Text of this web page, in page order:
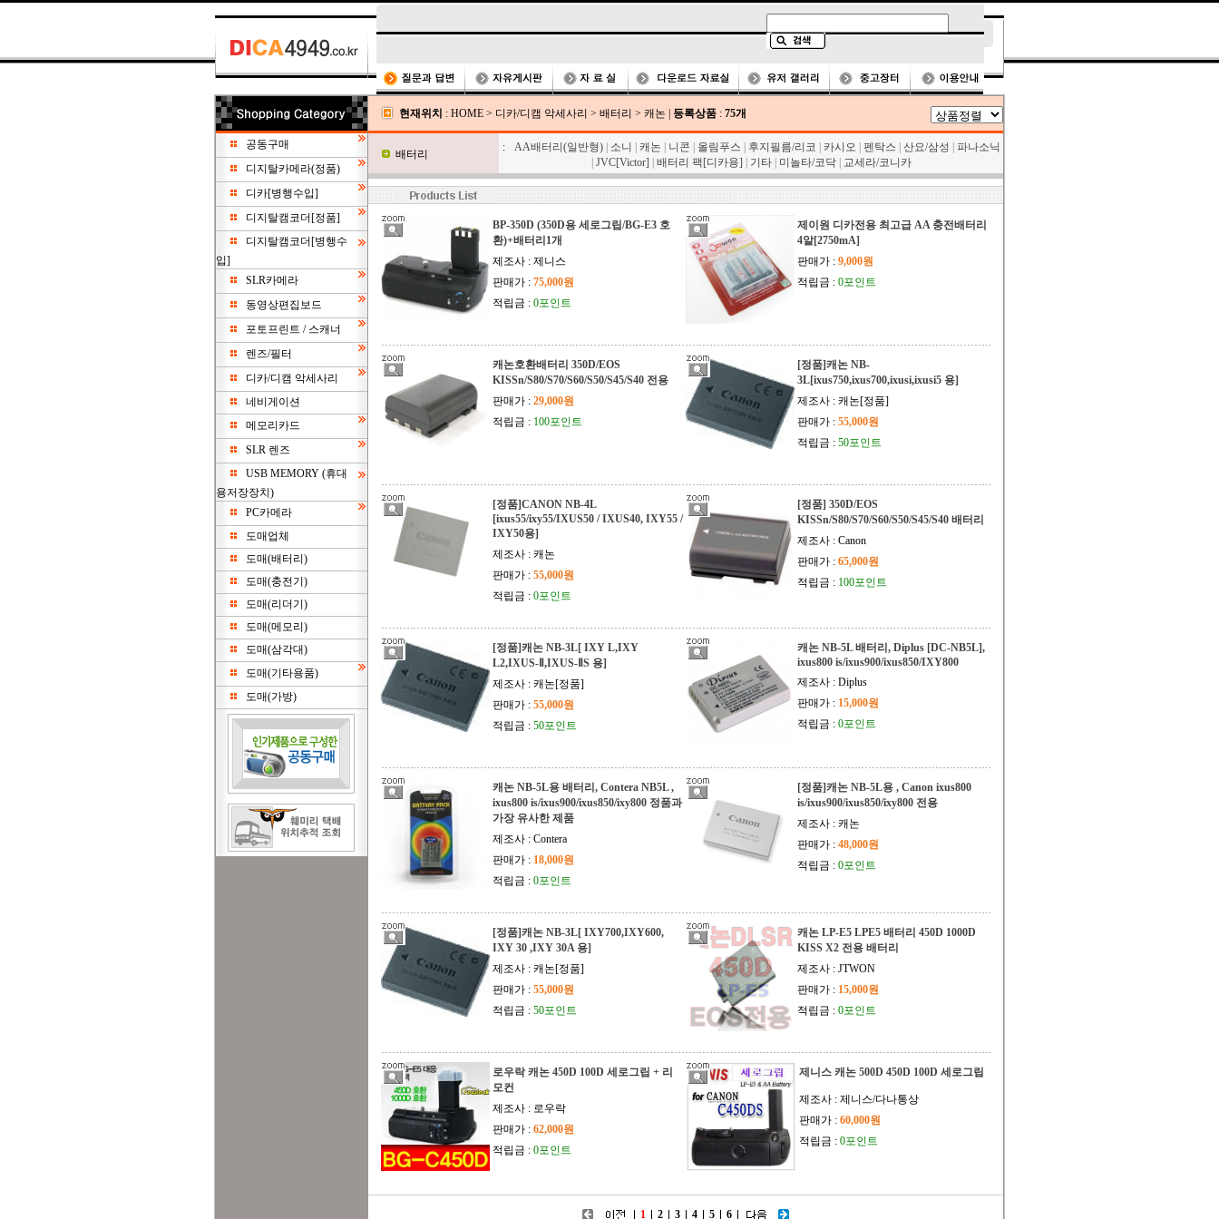
공동구매
디지탈카메라(정품)
디카[병행수입]
디지탈캠코더[정품]
디지탈캠코더[병행수
입]
SLR카메라
동영상편집보드
포토프린트 / 스캐너
렌즈/필터
디카/디캠 악세사리
네비게이션
메모리카드
SLR 렌즈
USB MEMORY (휴대
용저장장치)
PC카메라
도매업체
도매(배터리)
도매(충전기)
도매(리더기)
도매(메모리)
도매(삼각대)
도매(기타용품)
도매(가방)
현재위치 : HOME > 디카/디캠 악세사리 > 배터리 > 캐논 등록상품 : 75개
배터리
: AA배터리(일반형) 소니 캐논 니콘 올림푸스 후지필름/리코 카시오 펜탁스 산요/삼성
파나소닉
JVC[Victor] 배터리 팩[디카용] 기타 미놀타/코닥 교세라/코니카
BP-350D (350D용 세로그립/BG-E3 호
환)+배터리1개
제조사 : 제니스
판매가 : 75,000원
적립금 : 0포인트
제이원 디카전용 최고급 AA 충전배터리
4알[2750mA]
판매가 : 9,000원
적립금 : 0포인트
캐논호환배터리 350D/EOS
KISSn/S80/S70/S60/S50/S45/S40 전용
판매가 : 29,000원
적립금 : 100포인트
[정품]캐논 NB-
3L[ixus750,ixus700,ixusi,ixusi5 용]
제조사 : 캐논[정품]
판매가 : 55,000원
적립금 : 50포인트
[정품]CANON NB-4L
[ixus55/ixy55/IXUS50 / IXUS40, IXY55 /
IXY50용]
제조사 : 캐논
판매가 : 55,000원
적립금 : 0포인트
[정품] 350D/EOS
KISSn/S80/S70/S60/S50/S45/S40 배터리
제조사 : Canon
판매가 : 65,000원
적립금 : 100포인트
[정품]캐논 NB-3L[ IXY L,IXY
L2,IXUS-Ⅱ,IXUS-ⅡS 용]
제조사 : 캐논[정품]
판매가 : 55,000원
적립금 : 50포인트
캐논 NB-5L 배터리, Diplus [DC-NB5L],
ixus800 is/ixus900/ixus850/IXY800
제조사 : Diplus
판매가 : 15,000원
적립금 : 0포인트
캐논 NB-5L용 배터리, Contera NB5L ,
ixus800 is/ixus900/ixus850/ixy800 정품과
가장 유사한 제품
제조사 : Contera
판매가 : 18,000원
적립금 : 0포인트
[정품]캐논 NB-5L용 , Canon ixus800
is/ixus900/ixus850/ixy800 전용
제조사 : 캐논
판매가 : 48,000원
적립금 : 0포인트
[정품]캐논 NB-3L[ IXY700,IXY600,
IXY 30 ,IXY 30A 용]
제조사 : 캐논[정품]
판매가 : 55,000원
적립금 : 50포인트
캐논 LP-E5 LPE5 배터리 450D 1000D
KISS X2 전용 배터리
제조사 : JTWON
판매가 : 15,000원
적립금 : 0포인트
로우락 캐논 450D 100D 세로그립 + 리
모컨
제조사 : 로우락
판매가 : 62,000원
적립금 : 0포인트
제니스 캐논 500D 450D 100D 세로그립
제조사 : 제니스/다나통상
판매가 : 60,000원
적립금 : 0포인트
1 2 3 4 5 6